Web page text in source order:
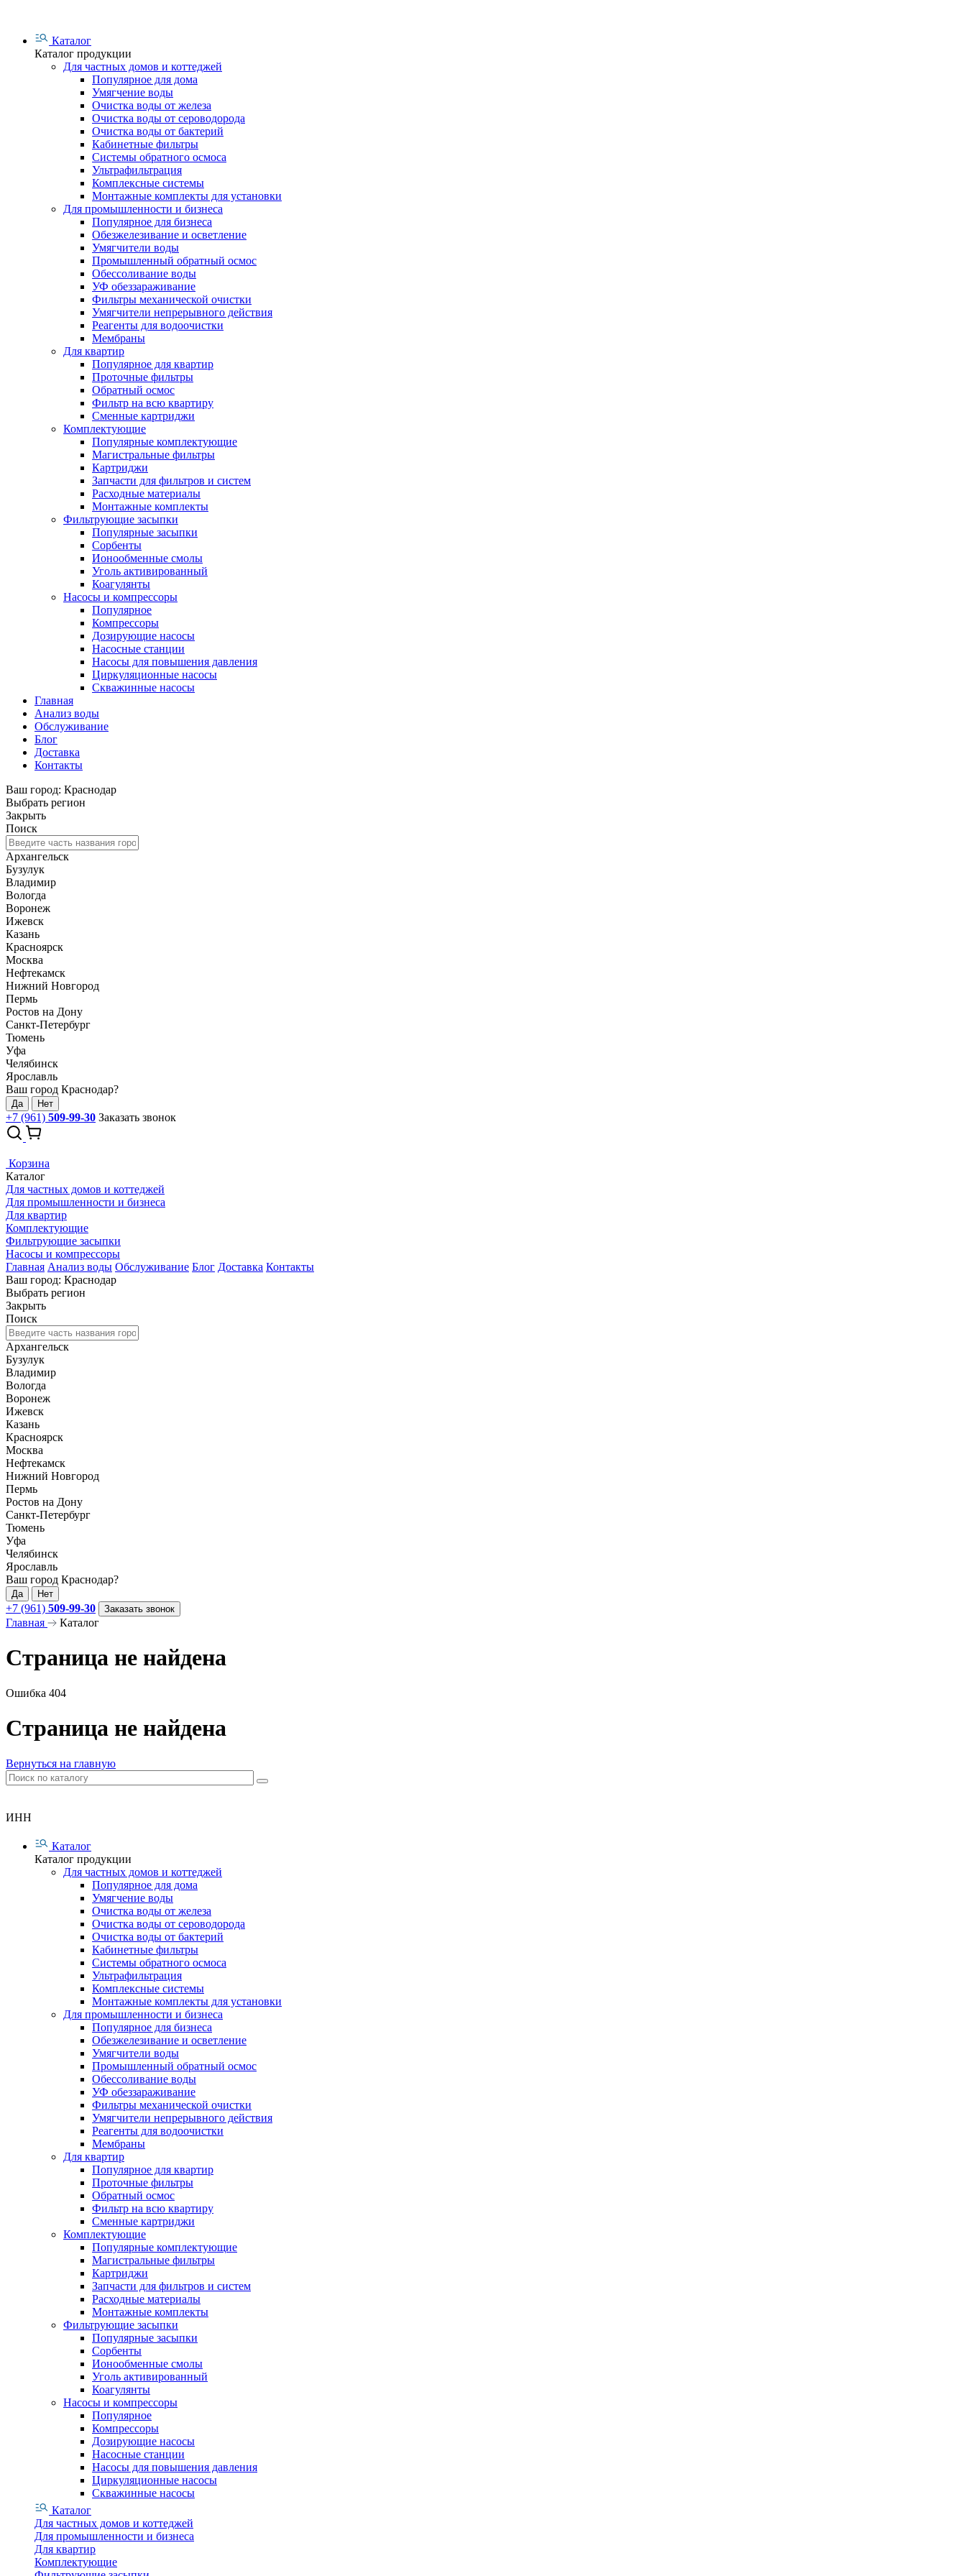
Каталог
Каталог продукции
Для частных домов и коттеджей
Популярное для дома
Умягчение воды
Очистка воды от железа
Очистка воды от сероводорода
Очистка воды от бактерий
Кабинетные фильтры
Системы обратного осмоса
Ультрафильтрация
Комплексные системы
Монтажные комплекты для установки
Для промышленности и бизнеса
Популярное для бизнеса
Обезжелезивание и осветление
Умягчители воды
Промышленный обратный осмос
Обессоливание воды
УФ обеззараживание
Фильтры механической очистки
Умягчители непрерывного действия
Реагенты для водоочистки
Мембраны
Для квартир
Популярное для квартир
Проточные фильтры
Обратный осмос
Фильтр на всю квартиру
Сменные картриджи
Комплектующие
Популярные комплектующие
Магистральные фильтры
Картриджи
Запчасти для фильтров и систем
Расходные материалы
Монтажные комплекты
Фильтрующие засыпки
Популярные засыпки
Сорбенты
Ионообменные смолы
Уголь активированный
Коагулянты
Насосы и компрессоры
Популярное
Компрессоры
Дозирующие насосы
Насосные станции
Насосы для повышения давления
Циркуляционные насосы
Скважинные насосы
Главная
Анализ воды
Обслуживание
Блог
Доставка
Контакты
Ваш город: Краснодар
Выбрать регион
Закрыть
Поиск
Архангельск
Бузулук
Владимир
Вологда
Воронеж
Ижевск
Казань
Красноярск
Москва
Нефтекамск
Нижний Новгород
Пермь
Ростов на Дону
Санкт-Петербург
Тюмень
Уфа
Челябинск
Ярославль
Ваш город Краснодар?
Да Нет
+7 (961) 509-99-30 Заказать звонок
Корзина
Каталог
Для частных домов и коттеджей
Для промышленности и бизнеса
Для квартир
Комплектующие
Фильтрующие засыпки
Насосы и компрессоры
Главная Анализ воды Обслуживание Блог Доставка Контакты
Ваш город: Краснодар
Выбрать регион
Закрыть
Поиск
Архангельск
Бузулук
Владимир
Вологда
Воронеж
Ижевск
Казань
Красноярск
Москва
Нефтекамск
Нижний Новгород
Пермь
Ростов на Дону
Санкт-Петербург
Тюмень
Уфа
Челябинск
Ярославль
Ваш город Краснодар?
Да Нет
+7 (961) 509-99-30 Заказать звонок
Главная Каталог
Страница не найдена
Ошибка 404
Страница не найдена
Вернуться на главную
ИНН
Каталог
Каталог продукции
Для частных домов и коттеджей
Популярное для дома
Умягчение воды
Очистка воды от железа
Очистка воды от сероводорода
Очистка воды от бактерий
Кабинетные фильтры
Системы обратного осмоса
Ультрафильтрация
Комплексные системы
Монтажные комплекты для установки
Для промышленности и бизнеса
Популярное для бизнеса
Обезжелезивание и осветление
Умягчители воды
Промышленный обратный осмос
Обессоливание воды
УФ обеззараживание
Фильтры механической очистки
Умягчители непрерывного действия
Реагенты для водоочистки
Мембраны
Для квартир
Популярное для квартир
Проточные фильтры
Обратный осмос
Фильтр на всю квартиру
Сменные картриджи
Комплектующие
Популярные комплектующие
Магистральные фильтры
Картриджи
Запчасти для фильтров и систем
Расходные материалы
Монтажные комплекты
Фильтрующие засыпки
Популярные засыпки
Сорбенты
Ионообменные смолы
Уголь активированный
Коагулянты
Насосы и компрессоры
Популярное
Компрессоры
Дозирующие насосы
Насосные станции
Насосы для повышения давления
Циркуляционные насосы
Скважинные насосы
Каталог
Для частных домов и коттеджей
Для промышленности и бизнеса
Для квартир
Комплектующие